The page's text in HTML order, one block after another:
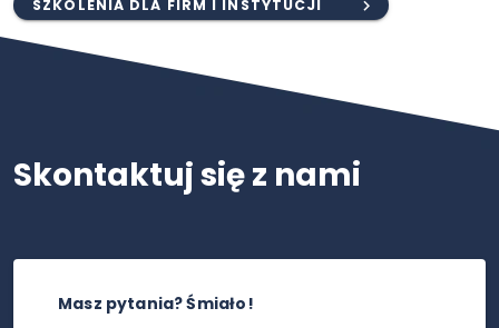
SZKOLENIA DLA FIRM I INSTYTUCJI
Skontaktuj się z nami
Masz pytania? Śmiało!